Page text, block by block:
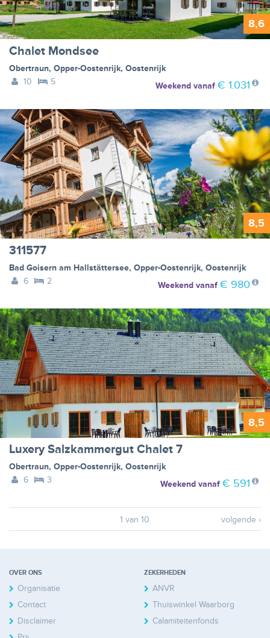
8,6
Chalet Mondsee
Obertraun, Opper-Oostenrijk, Oostenrijk
10
5 Weekendvanaf € 1.031
8,5
311577
Bad Goisern am Hallstättersee, Opper-Oostenrijk, Oostenrijk
6
2 Weekendvanaf € 980
8,5
Luxery Salzkammergut Chalet 7
Obertraun, Opper-Oostenrijk, Oostenrijk
6
3 Weekendvanaf € 591
1 van 10 volgende ›
OVER ONS
Organisatie
Contact
Disclaimer
ZEKERHEDEN
ANVR
Thuiswinkel Waarborg
Calamiteitenfonds